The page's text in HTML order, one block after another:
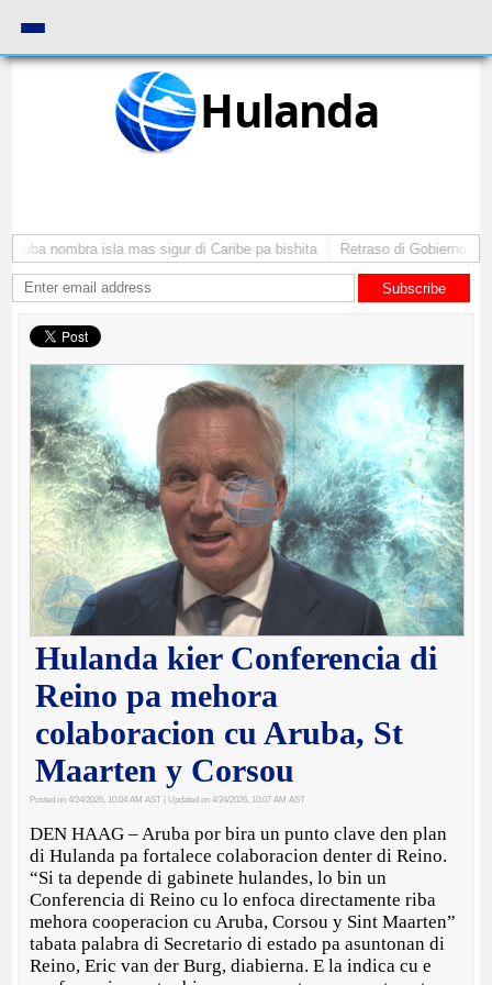
Hulanda
nombra isla mas sigur di Caribe pa bishita Retraso di Gobierno ta
Subscribe
Hulanda kier Conferencia di
Reino pa mehora
colaboracion cu Aruba, St
Maarten y Corsou
Posted on 4/24/2026, 10:04 AM AST | Updated on 4/24/2026, 10:07 AM AST
DEN HAAG – Aruba por bira un punto clave den plan
di Hulanda pa fortalece colaboracion denter di Reino.
“Si ta depende di gabinete hulandes, lo bin un
Conferencia di Reino cu lo enfoca directamente riba
mehora cooperacion cu Aruba, Corsou y Sint Maarten”
tabata palabra di Secretario di estado pa asuntonan di
Reino, Eric van der Burg, diabierna. E la indica cu e